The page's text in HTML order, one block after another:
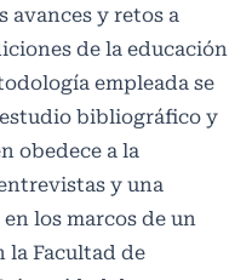
avances y retos a
de la educación
empleada se
bibliográfico y
obedece a la
y una
los marcos de un
la Facultad de